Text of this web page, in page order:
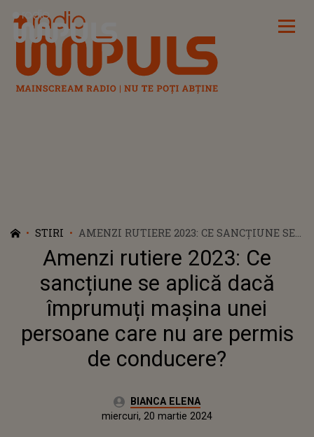
Radio Impuls
STIRI
AMENZI RUTIERE 2023: CE SANCȚIUNE SE
APLICĂ DACĂ ÎMPRUMUȚI MAȘINA UNEI
PERSOANE CARE NU ARE PERMIS DE
CONDUCERE?
Amenzi rutiere 2023: Ce
sancțiune se aplică dacă
împrumuți mașina unei
persoane care nu are permis
de conducere?
Autor:BIANCA ELENA
Actualizat:
miercuri, 20 martie 2024